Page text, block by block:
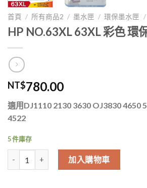
首頁 / 所有商品2 / 墨水匣 / 環保墨水匣 /
HP NO.63XL 63XL 彩色 環
NT$780.00
適用DJ1110 2130 3630 OJ3830 4650
4522
5 件庫存
HP NO.63XL 63XL 彩色 環保墨水匣 數量
加入購物車